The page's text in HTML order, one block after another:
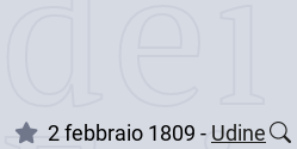
2 febbraio 1809 - Udine